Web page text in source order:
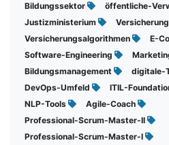
Bildungssektor
öffentliche-
Justizministerium
Versicherungsalgorithmen
E-
Software-Engineering
Bildungsmanagement
digitale-
DevOps-Umfeld
ITIL-
NLP-Tools
Agile-Coach
Professional-Scrum-Master-II
Professional-Scrum-Master-I